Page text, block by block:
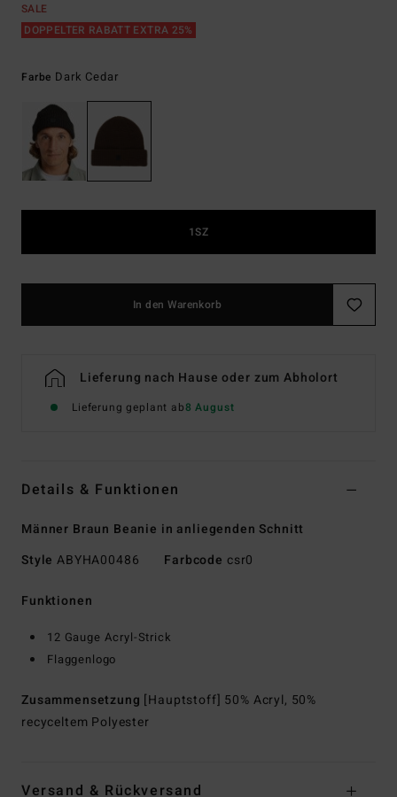
SALE
DOPPELTER RABATT EXTRA 25%
Farbe Dark Cedar
1SZ
In den Warenkorb
Lieferung nach Hause oder zum Abholort
Lieferung geplant ab8 August
Details & Funktionen
Männer Braun Beanie in anliegenden Schnitt
Style ABYHA00486 Farbcode csr0
Funktionen
12 Gauge Acryl-Strick
Flaggenlogo
Zusammensetzung [Hauptstoff] 50% Acryl, 50%
recyceltem Polyester
Versand & Rückversand